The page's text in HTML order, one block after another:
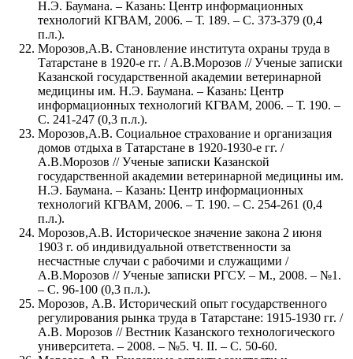
Н.Э. Баумана. – Казань: Центр информационных
технологий КГВАМ, 2006. – Т. 189. – С. 373-379 (0,4
п.л.).
Морозов,А.В. Становление института охраны труда в
Татарстане в 1920-е гг. / А.В.Морозов // Ученые записки
Казанской государственной академии ветеринарной
медицины им. Н.Э. Баумана. – Казань: Центр
информационных технологий КГВАМ, 2006. – Т. 190. –
С. 241-247 (0,3 п.л.).
Морозов,А.В. Социальное страхование и организация
домов отдыха в Татарстане в 1920-1930-е гг. /
А.В.Морозов // Ученые записки Казанской
государственной академии ветеринарной медицины им.
Н.Э. Баумана. – Казань: Центр информационных
технологий КГВАМ, 2006. – Т. 190. – С. 254-261 (0,4
п.л.).
Морозов,А.В. Историческое значение закона 2 июня
1903 г. об индивидуальной ответственности за
несчастные случаи с рабочими и служащими /
А.В.Морозов // Ученые записки РГСУ. – М., 2008. – №1.
– С. 96-100 (0,3 п.л.).
Морозов, А.В. Исторический опыт государственного
регулирования рынка труда в Татарстане: 1915-1930 гг. /
А.В. Морозов // Вестник Казанского технологического
университета. – 2008. – №5. Ч. II. – С. 50-60.